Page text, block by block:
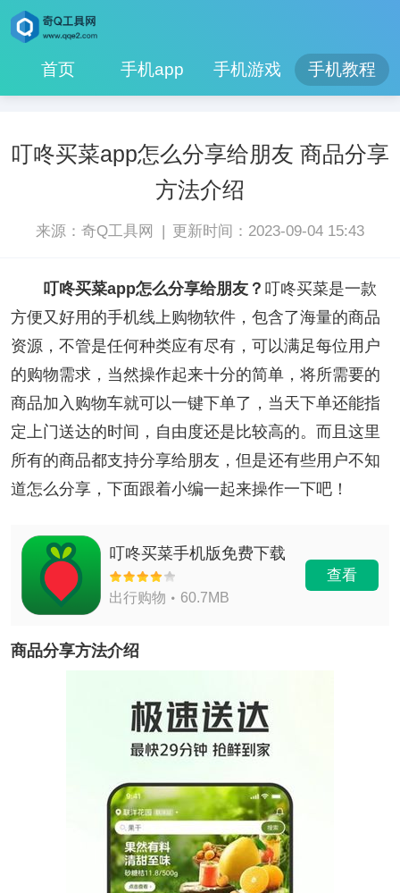
首页 手机app 手机游戏 手机教程
叮咚买菜app怎么分享给朋友 商品分享
方法介绍
来源：奇Q工具网 | 更新时间：2023-09-04 15:43
叮咚买菜app怎么分享给朋友？ 叮咚买菜是一款
方便又好用的手机线上购物软件，包含了海量的商品
资源，不管是任何种类应有尽有，可以满足每位用户
的购物需求，当然操作起来十分的简单，将所需要的
商品加入购物车就可以一键下单了，当天下单还能指
定上门送达的时间，自由度还是比较高的。而且这里
所有的商品都支持分享给朋友，但是还有些用户不知
道怎么分享，下面跟着小编一起来操作一下吧！
叮咚买菜手机版免费下载
出行购物 60.7MB
查看
商品分享方法介绍